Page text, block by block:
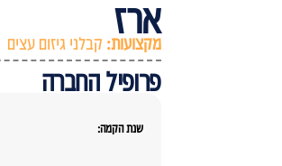
ארז
מקצועות: קבלני גיזום עצים
פרופיל החברה
שנת הקמה: